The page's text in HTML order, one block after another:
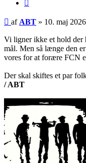
Indlæg
af ABT » 10. maj
Vi ligner ikke et hold der
mål. Men så længe den
vores for at forære FCN
Der skal skiftes et par
/ ABT